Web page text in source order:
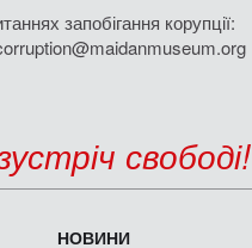
запобігання корупції:
свободі!
НОВИНИ